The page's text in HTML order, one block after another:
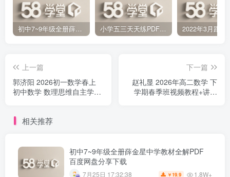
初中7~9年级全册薛金星中学教材全解PDF 百度网盘分享下载 小学五三天天练PDF（压缩打包）百度网盘分享下载
上一篇
郭济阳 2026初一数学春上
初中数学 数理思维自主学习
下一篇
赵礼显 2026年高二数学 下
学期春季班视频教程+讲义
相关推荐
初中7~9年级全册薛金星中学教材全解PDF
百度网盘分享下载
7月25日 17:32:38 ￥ 19.9 1.8W+